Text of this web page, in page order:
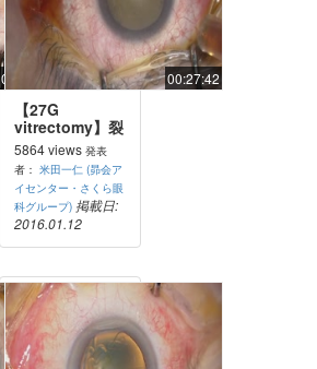
00:56:46 00:27:42
【27G
vitrectomy】裂
孔原性網膜剥
離：
27GPPV+PEA+IOL
5864 views 発表
者：米田一仁 (昴会ア
イセンター・さくら眼
科グループ) 掲載日:
2016.01.12